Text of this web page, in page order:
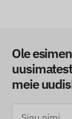
Ole
meie